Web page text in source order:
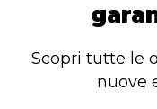
Scopri tutte le
nuove